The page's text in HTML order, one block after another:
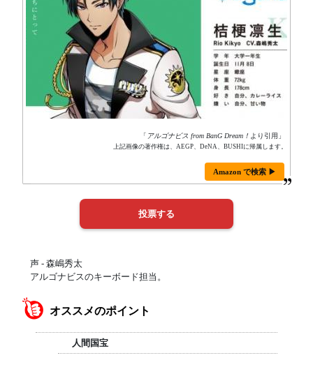
「 アルゴナビス from BanG Dream！ より引用」
上記画像の著作権は、AEGP、DeNA、BUSHIに帰属します。
Amazon で検索 ▶
声 - 森嶋秀太
アルゴナビスのキーボード担当。
オススメのポイント
人間国宝